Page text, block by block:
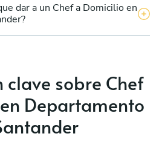
dar a un Chef a Domicilio en
sobre Chef
Departamento